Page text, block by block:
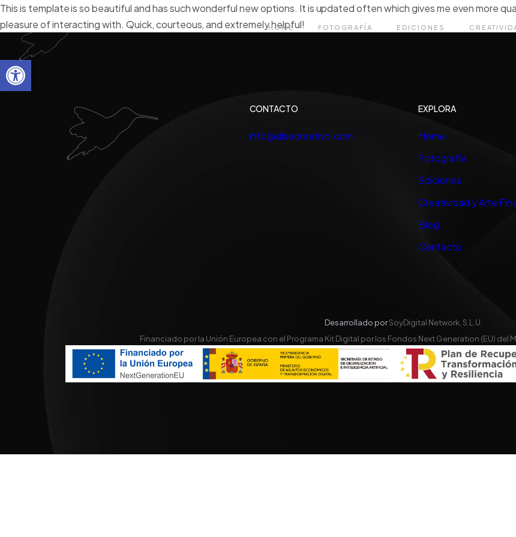
Abrir barra de herramientas
HOME FOTOGRAFÍA EDICIONES
This is template is so beautiful and has such wonderful new options. It is updated often which gives me even more
pleasure of interacting with. Quick, courteous, and extremely helpful!
CONTACTO
info@disecreativo.com
EXPLORA
Home
Fotografía
Ediciones
Creatividad y Arte
Blog
Contacto
Desarrollado porSoyDigital Network, S.L.U.
Financiado por la Unión Europea con el Programa Kit Digital por los Fondos Next Generation (EU) del